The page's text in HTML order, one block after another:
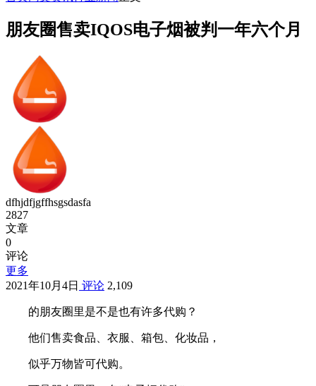
朋友圈售卖IQOS电子烟被判一年六个月
dfhjdfjgffhsgsdasfa
2827
文章
0
评论
更多
2021年10月4日 评论 2,109
的朋友圈里是不是也有许多代购？
他们售卖食品、衣服、箱包、化妆品，
似乎万物皆可代购。